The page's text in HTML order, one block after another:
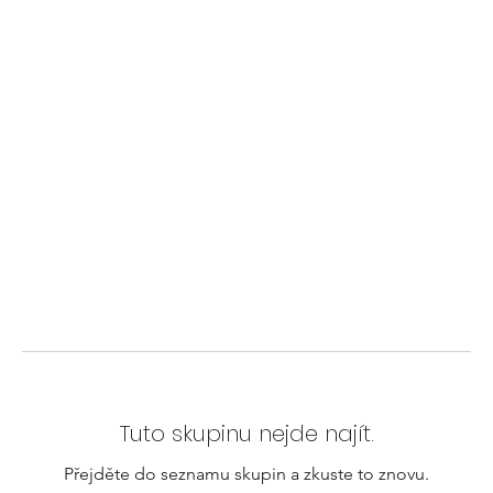
Tuto skupinu nejde najít.
Přejděte do seznamu skupin a zkuste to znovu.